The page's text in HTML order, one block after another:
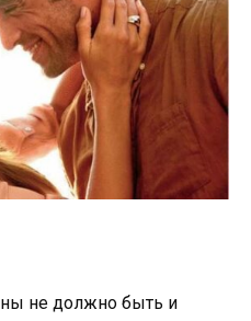
не должно быть и